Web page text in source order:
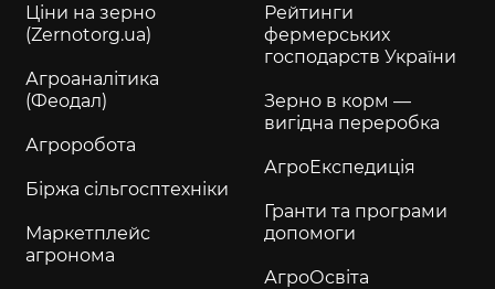
Ціни на зерно
(Zernotorg.ua)
Агроаналітика
(Феодал)
Агроробота
Біржа сільгосптехніки
Маркетплейс
агронома
Рейтинги
фермерських
господарств України
Зерно в корм —
вигідна переробка
АгроЕкспедиція
Гранти та програми
допомоги
АгроОсвіта